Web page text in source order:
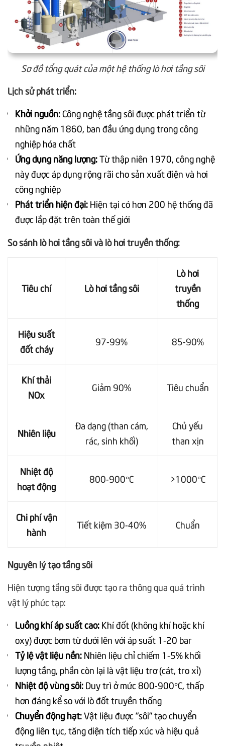
Sơ đồ tổng quát của một hệ thống lò hơi tầng sôi
Lịch sử phát triển:
Khởi nguồn:Công nghệ tầng sôi được phát triển từ
những năm 1860, ban đầu ứng dụng trong công
nghiệp hóa chất
Ứng dụng năng lượng:Từ thập niên 1970, công nghệ
này được áp dụng rộng rãi cho sản xuất điện và hơi
công nghiệp
Phát triển hiện đại: Hiện tại có hơn 200 hệ thống đã
được lắp đặt trên toàn thế giới
So sánh lò hơi tầng sôi và lò hơi truyền thống:
Tiêu chí Lò hơi tầng sôi
Lò hơi
truyền
thống
Hiệu suất
đốt cháy
97-99% 85-90%
Khí thải
NOx
Giảm 90% Tiêu chuẩn
Nhiên liệu
Đa dạng (than cám,
rác, sinh khối)
Chủ yếu
than xịn
Nhiệt độ
hoạt động
800-900°C >1000°C
Chi phí vận
hành
Tiết kiệm 30-40% Chuẩn
Nguyên lý tạo tầng sôi
Hiện tượng tầng sôi được tạo ra thông qua quá trình
vật lý phức tạp:
Luồng khí áp suất cao: Khí đốt (không khí hoặc khí
oxy) được bơm từ dưới lên với áp suất 1-20 bar
Tỷ lệ vật liệu nền: Nhiên liệu chỉ chiếm 1-5% khối
lượng tầng, phần còn lại là vật liệu trơ (cát, tro xỉ)
Nhiệt độ vùng sôi: Duy trì ở mức 800-900°C, thấp
hơn đáng kể so với lò đốt truyền thống
Chuyển động hạt:Vật liệu được "sôi" tạo chuyển
động liên tục, tăng diện tích tiếp xúc và hiệu quả